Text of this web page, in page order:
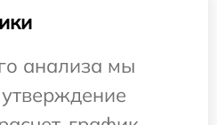
анализа мы